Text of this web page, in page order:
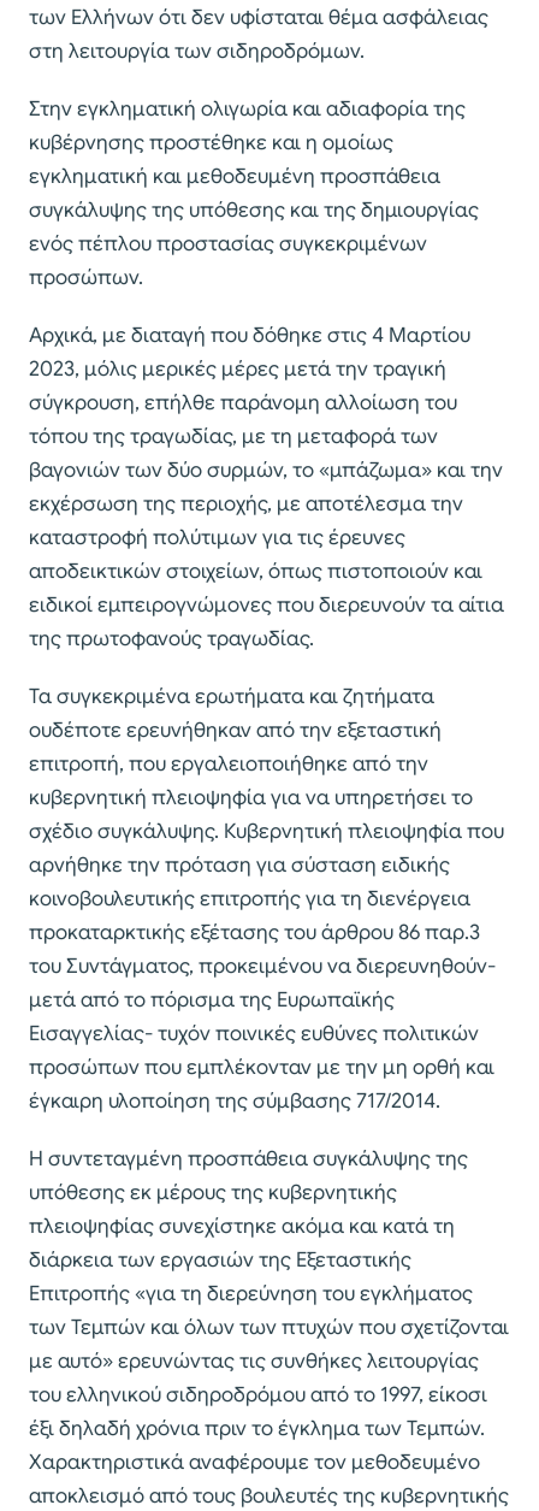
των Ελλήνων ότι δεν υφίσταται θέμα ασφάλειας
στη λειτουργία των σιδηροδρόμων.
Στην εγκληματική ολιγωρία και αδιαφορία της
κυβέρνησης προστέθηκε και η ομοίως
εγκληματική και μεθοδευμένη προσπάθεια
συγκάλυψης της υπόθεσης και της δημιουργίας
ενός πέπλου προστασίας συγκεκριμένων
προσώπων.
Αρχικά, με διαταγή που δόθηκε στις 4 Μαρτίου
2023, μόλις μερικές μέρες μετά την τραγική
σύγκρουση, επήλθε παράνομη αλλοίωση του
τόπου της τραγωδίας, με τη μεταφορά των
βαγονιών των δύο συρμών, το «μπάζωμα» και την
εκχέρσωση της περιοχής, με αποτέλεσμα την
καταστροφή πολύτιμων για τις έρευνες
αποδεικτικών στοιχείων, όπως πιστοποιούν και
ειδικοί εμπειρογνώμονες που διερευνούν τα αίτια
της πρωτοφανούς τραγωδίας.
Τα συγκεκριμένα ερωτήματα και ζητήματα
ουδέποτε ερευνήθηκαν από την εξεταστική
επιτροπή, που εργαλειοποιήθηκε από την
κυβερνητική πλειοψηφία για να υπηρετήσει το
σχέδιο συγκάλυψης. Κυβερνητική πλειοψηφία που
αρνήθηκε την πρόταση για σύσταση ειδικής
κοινοβουλευτικής επιτροπής για τη διενέργεια
προκαταρκτικής εξέτασης του άρθρου 86 παρ.3
του Συντάγματος, προκειμένου να διερευνηθούν-
μετά από το πόρισμα της Ευρωπαϊκής
Εισαγγελίας- τυχόν ποινικές ευθύνες πολιτικών
προσώπων που εμπλέκονταν με την μη ορθή και
έγκαιρη υλοποίηση της σύμβασης 717/2014.
Η συντεταγμένη προσπάθεια συγκάλυψης της
υπόθεσης εκ μέρους της κυβερνητικής
πλειοψηφίας συνεχίστηκε ακόμα και κατά τη
διάρκεια των εργασιών της Εξεταστικής
Επιτροπής «για τη διερεύνηση του εγκλήματος
των Τεμπών και όλων των πτυχών που σχετίζονται
με αυτό» ερευνώντας τις συνθήκες λειτουργίας
του ελληνικού σιδηροδρόμου από το 1997, είκοσι
έξι δηλαδή χρόνια πριν το έγκλημα των Τεμπών.
Χαρακτηριστικά αναφέρουμε τον μεθοδευμένο
αποκλεισμό από τους βουλευτές της κυβερνητικής